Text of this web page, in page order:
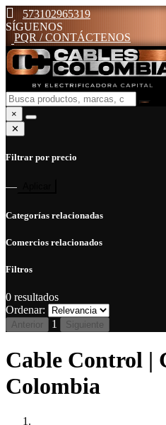
573102965319
SÍGUENOS
PQR / CONTÁCTENOS
×
✕
Filtrar por precio
—
Categorías relacionadas
Comercios relacionados
Filtros
0 resultados
Ordenar:
Anterior 1 Siguiente
Cable Control |
Colombia